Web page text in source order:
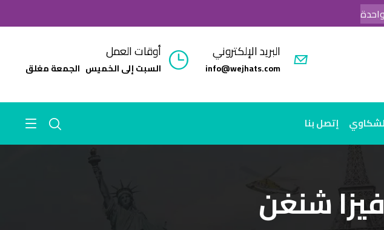
أوقات العمل
السبت إلى الخميس الجمعة مغلق
البريد الإلكتروني
info@wejhats.com
إتصل بنا
شنغن